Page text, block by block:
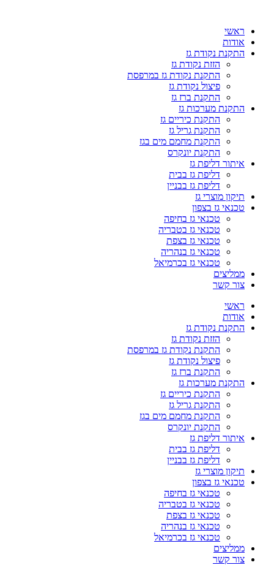
ראשי
אודות
התקנת נקודת גז
הזזת נקודת גז
התקנת נקודת גז במרפסת
פיצול נקודת גז
התקנת ברז גז
התקנת מערכות גז
התקנת כיריים גז
התקנת גריל גז
התקנת מחמם מים בגז
התקנת יונקרס
איתור דליפת גז
דליפת גז בבית
דליפת גז בבניין
תיקון מוצרי גז
טכנאי גז בצפון
טכנאי גז בחיפה
טכנאי גז בטבריה
טכנאי גז בצפת
טכנאי גז בנהריה
טכנאי גז בכרמיאל
ממליצים
צור קשר
ראשי
אודות
התקנת נקודת גז
הזזת נקודת גז
התקנת נקודת גז במרפסת
פיצול נקודת גז
התקנת ברז גז
התקנת מערכות גז
התקנת כיריים גז
התקנת גריל גז
התקנת מחמם מים בגז
התקנת יונקרס
איתור דליפת גז
דליפת גז בבית
דליפת גז בבניין
תיקון מוצרי גז
טכנאי גז בצפון
טכנאי גז בחיפה
טכנאי גז בטבריה
טכנאי גז בצפת
טכנאי גז בנהריה
טכנאי גז בכרמיאל
ממליצים
צור קשר